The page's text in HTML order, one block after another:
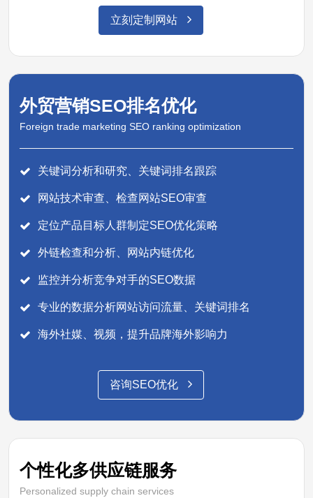
立刻定制网站
外贸营销SEO排名优化
Foreign trade marketing SEO ranking optimization
关键词分析和研究、关键词排名跟踪
网站技术审查、检查网站SEO审查
定位产品目标人群制定SEO优化策略
外链检查和分析、网站内链优化
监控并分析竞争对手的SEO数据
专业的数据分析网站访问流量、关键词排名
海外社媒、视频，提升品牌海外影响力
咨询SEO优化
个性化多供应链服务
Personalized supply chain services